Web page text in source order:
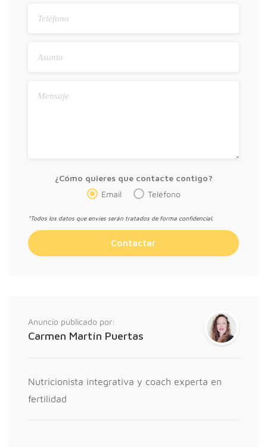
¿Cómo quieres que contacte contigo?
Email
Teléfono
*Todos los datos que envíes serán tratados de forma confidencial.
Anuncio publicado por:
Carmen Martín Puertas
Nutricionista integrativa y coach experta en
fertilidad